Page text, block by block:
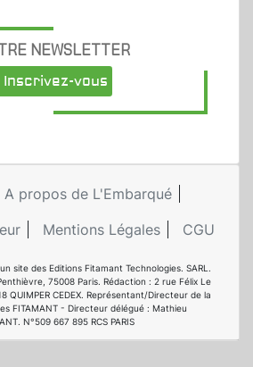
NEWSLETTER
Inscrivez-vous
A propos de L'Embarqué
Mentions Légales CGU
site des Editions Fitamant Technologies. SARL.
75008 Paris. Rédaction : 2 rue Félix Le
QUIMPER CEDEX. Représentant/Directeur de la
FITAMANT - Directeur délégué : Mathieu
N°509 667 895 RCS PARIS